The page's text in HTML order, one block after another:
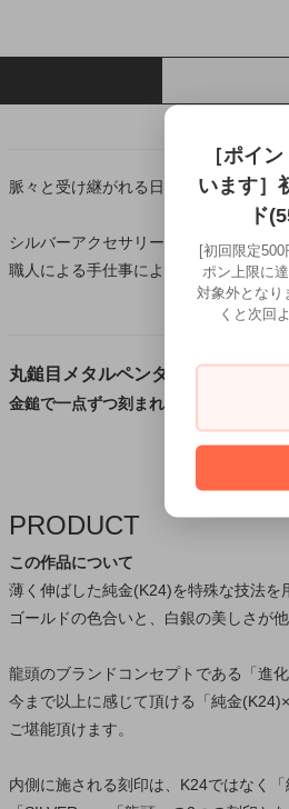
脈々と受け継がれる日本の伝統美や熟
シルバーアクセサリー龍頭は千葉県に
職人による手仕事によって仕上げるフ
丸鎚目メタルペンダントトップ 純
金鎚で一点ずつ刻まれた鎚目模様を生
PRODUCT
この作品について
薄く伸ばした純金(K24)を特殊な技法を
ゴールドの色合いと、白銀の美しさが
龍頭のブランドコンセプトである「進
今まで以上に感じて頂ける「純金
ご堪能頂けます。
内側に施される刻印は、K24ではなく「
［ポイ
います］
ド
[初回限定
ポン上限に
対象外となり
くと次回